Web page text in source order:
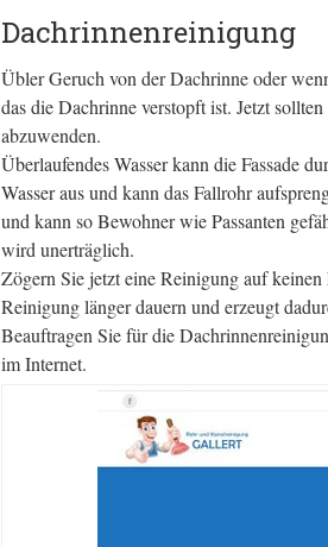
Dachrinnenreinigung
Übler Geruch von der Dachrinne oder
das die Dachrinne verstopft ist. Jetzt
abzuwenden.
Überlaufendes Wasser kann die Fassade
Wasser aus und kann das Fallrohr
und kann so Bewohner wie Passanten
wird unerträglich.
Zögern Sie jetzt eine Reinigung auf
Reinigung länger dauern und erzeugt
Beauftragen Sie für die
im Internet.